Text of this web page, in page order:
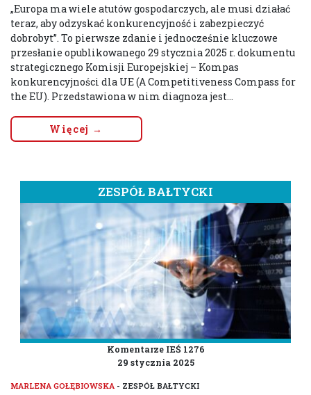
„Europa ma wiele atutów gospodarczych, ale musi działać
teraz, aby odzyskać konkurencyjność i zabezpieczyć
dobrobyt”. To pierwsze zdanie i jednocześnie kluczowe
przesłanie opublikowanego 29 stycznia 2025 r. dokumentu
strategicznego Komisji Europejskiej – Kompas
konkurencyjności dla UE (A Competitiveness Compass for
the EU). Przedstawiona w nim diagnoza jest...
Więcej →
ZESPÓŁ BAŁTYCKI
Komentarze IEŚ 1276
29 stycznia 2025
MARLENA GOŁĘBIOWSKA - ZESPÓŁ BAŁTYCKI